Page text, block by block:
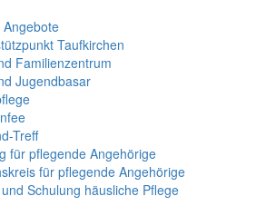
Angebote
Taufkirchen
Familienzentrum
Jugendbasar
Treff
für pflegende Angehörige
für pflegende Angehörige
Schulung häusliche Pflege